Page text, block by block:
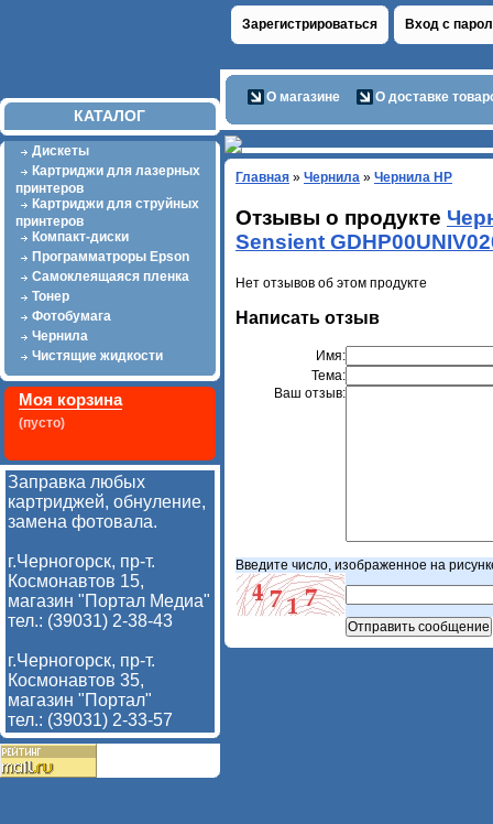
КАТАЛОГ
Зарегистрироваться Вход с
О магазине О доставке
Дискеты
Картриджи для лазерных
принтеров
Картриджи для струйных
принтеров
Компакт-диски
Программатроры Epson
Самоклеящаяся пленка
Тонер
Фотобумага
Чернила
Чистящие жидкости
Моя корзина
(пусто)
Заправка любых
картриджей, обнуление,
замена фотовала.
г.Черногорск, пр-т.
Космонавтов 15,
магазин "Портал Медиа"
тел.: (39031) 2-38-43
г.Черногорск, пр-т.
Космонавтов 35,
магазин "Портал"
тел.: (39031) 2-33-57
Главная » Чернила » Чернила HP
Отзывы о продукте
Sensient
Нет отзывов об этом продукте
Написать отзыв
Имя:
Тема:
Ваш отзыв:
Введите число, изображенное на